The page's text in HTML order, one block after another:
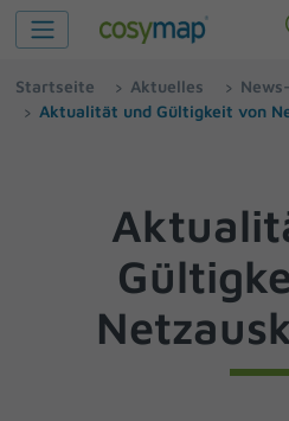
Startseite Aktuelles
Aktualität und Gültigkeit von